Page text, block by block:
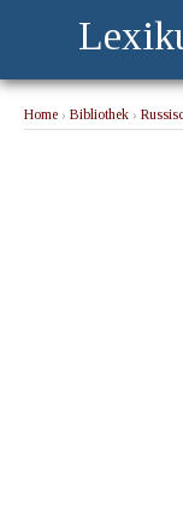
Home › Bibliothek ›